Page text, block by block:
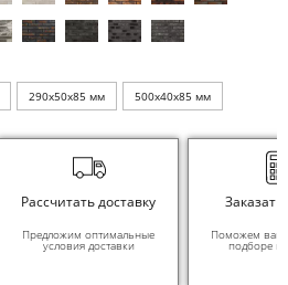
290x50x85 мм 500x40x85 мм
Рассчитать доставку
Предложим оптимальные
условия доставки
Заказать
Поможем вам
подборе